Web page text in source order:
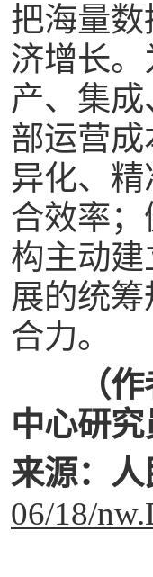
把海量
济增长
产、集
部运营
异化、
合效率
构主动
展的统
合力。
（作
中心研
来源：
06/18/